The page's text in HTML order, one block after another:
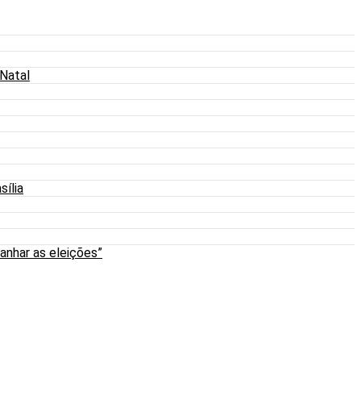
as eleições”